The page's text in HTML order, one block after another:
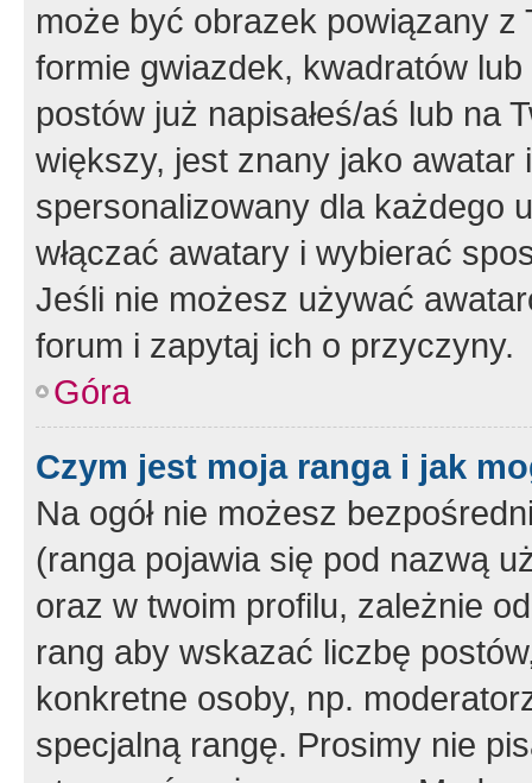
może być obrazek powiązany z
formie gwiazdek, kwadratów
postów już napisałeś/aś lub na
większy, jest znany jako
spersonalizowany dla każdego
włączać awatary i wybierać
Jeśli nie możesz używać
forum i zapytaj ich o przyczyny.
Góra
Czym jest moja ranga i jak
Na ogół nie możesz
(ranga pojawia się pod nazwą
oraz w twoim profilu, zależnie
rang aby wskazać liczbę
konkretne osoby, np.
specjalną rangę. Prosimy nie